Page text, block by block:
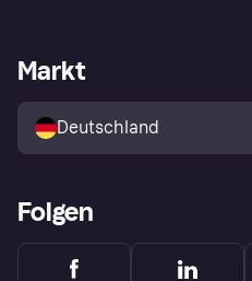
Klarna App
Shops entdecken
Käuferschutzrichtlinie
Händlerportal
Markt
Deutschland
Folgen